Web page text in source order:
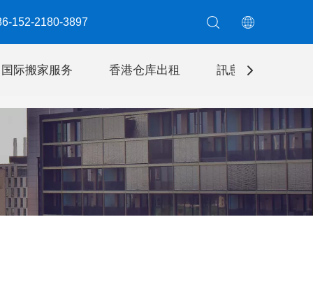
152-2180-3897​​​​​​​
国际搬家服务 香港仓库出租 訊息